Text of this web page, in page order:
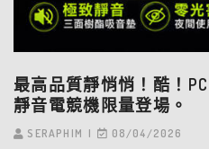
最高品質靜悄悄！酷！
靜音電競機限量登場。
SERAPHIM 08/04/2026